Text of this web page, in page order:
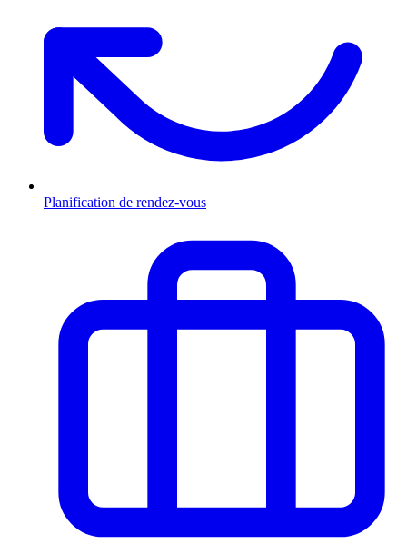
Planification de rendez-vous